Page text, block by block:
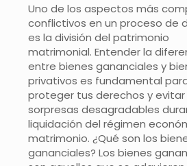
Uno de los aspectos más
conflictivos en un proceso de
es la división del patrimonio
matrimonial. Entender la
entre bienes gananciales y
privativos es fundamental
proteger tus derechos y evitar
sorpresas desagradables
liquidación del régimen
matrimonio. ¿Qué son los
gananciales? Los bienes